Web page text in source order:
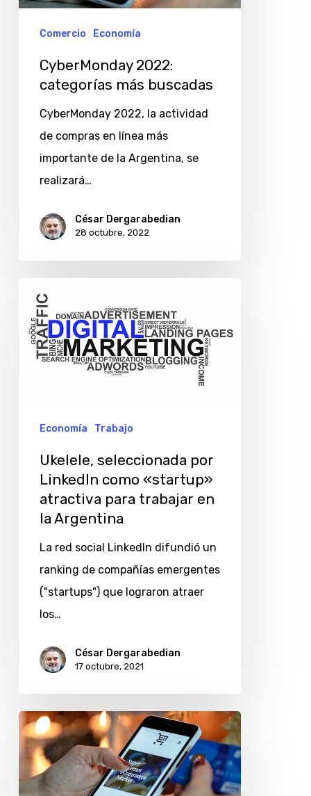
Comercio Economía
CyberMonday 2022:
categorías más buscadas
CyberMonday 2022, la actividad
de compras en línea más
importante de la Argentina, se
realizará…
César Dergarabedian
28 octubre, 2022
seleccionada
por
LinkedIn
atractiva
trabajar
Economía Trabajo
Ukelele, seleccionada por
LinkedIn como «startup»
atractiva para trabajar en
la Argentina
La red social LinkedIn difundió un
ranking de compañías emergentes
("startups") que lograron atraer
los…
César Dergarabedian
17 octubre, 2021
Vtex
invierte
u$s20
millones